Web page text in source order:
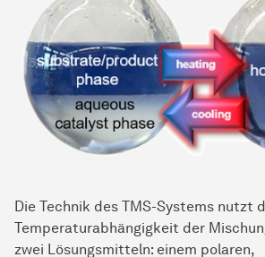
Die Technik des TMS-Systems nutzt
Temperaturabhängigkeit der
zwei Lösungsmitteln: einem polaren,